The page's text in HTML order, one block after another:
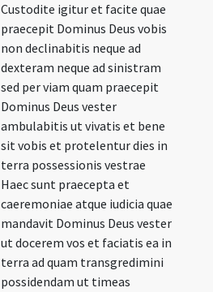
Custodite igitur et facite quae
praecepit Dominus Deus vobis
non declinabitis neque ad
dexteram neque ad sinistram
sed per viam quam praecepit
Dominus Deus vester
ambulabitis ut vivatis et bene
sit vobis et protelentur dies in
terra possessionis vestrae
Haec sunt praecepta et
caeremoniae atque iudicia quae
mandavit Dominus Deus vester
ut docerem vos et faciatis ea in
terra ad quam transgredimini
possidendam ut timeas